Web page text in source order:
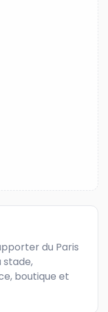
du Paris
stade,
boutique et